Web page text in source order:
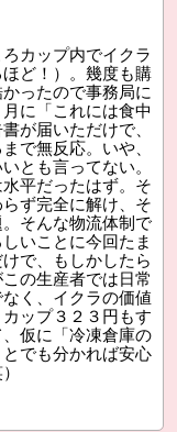
カップ内でイクラ
ど！）。幾度も購
ったので事務局に
に「これには食中
が届いただけで、
で無反応。いや、
とも言ってない。
平だったはず。そ
ず完全に解け、そ
そんな物流体制で
いことに今回たま
で、もしかしたら
の生産者では日常
く、イクラの価値
ップ３２３円もす
仮に「冷凍倉庫の
でも分かれば安心